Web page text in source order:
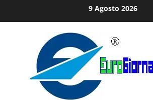
al
9 Agosto 2026